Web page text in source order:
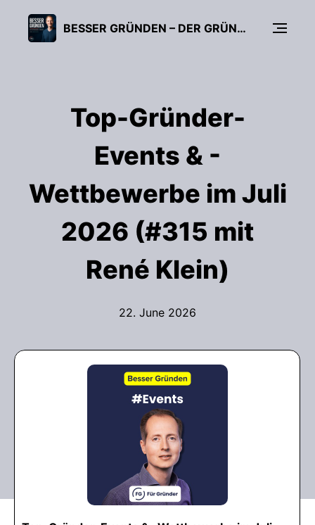
BESSER GRÜNDEN – DER GRÜNDUNGS-PODCAST (FÜR UNTERNEHMER, FREIBERUFLER & START-UPS)
Top-Gründer-
Events & -
Wettbewerbe im Juli
2026 (#315 mit
René Klein)
22. June 2026